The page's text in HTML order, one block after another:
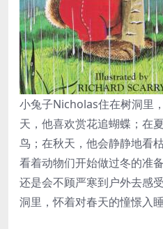
小兔子Nicholas住在树洞里
天，他喜欢赏花追蝴蝶；在
鸟；在秋天，他会静静地看
看着动物们开始做过冬的准
还是会不顾严寒到户外去感
洞里，怀着对春天的憧憬入睡